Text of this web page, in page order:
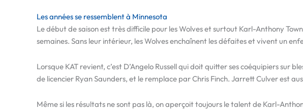
Les années se ressemblent à Minnesota
Le début de saison est très difficile pour les Wolves et surtout Karl-Anthony
semaines. Sans leur intérieur, les Wolves enchaînent les défaites et vivent un
Lorsque KAT revient, c’est D’Angelo Russell qui doit quitter ses coéquipiers
de licencier Ryan Saunders, et le remplace par Chris Finch. Jarrett Culver est
Même si les résultats ne sont pas là, on aperçoit toujours le talent de Karl-